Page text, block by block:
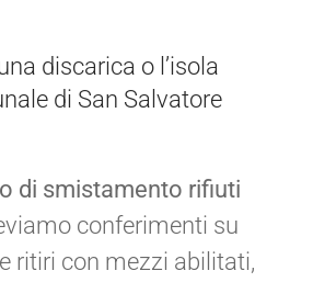
discarica o l’isola
di San Salvatore
di smistamento rifiuti
conferimenti su
ritiri con mezzi abilitati,